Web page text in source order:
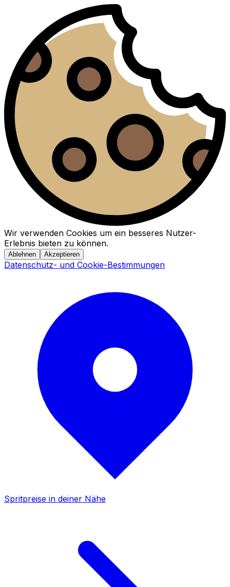
Wir verwenden Cookies um ein besseres Nutzer-
Erlebnis bieten zu können.
Ablehnen Akzeptieren
Datenschutz- und Cookie-Bestimmungen
Spritpreise in deiner Nähe